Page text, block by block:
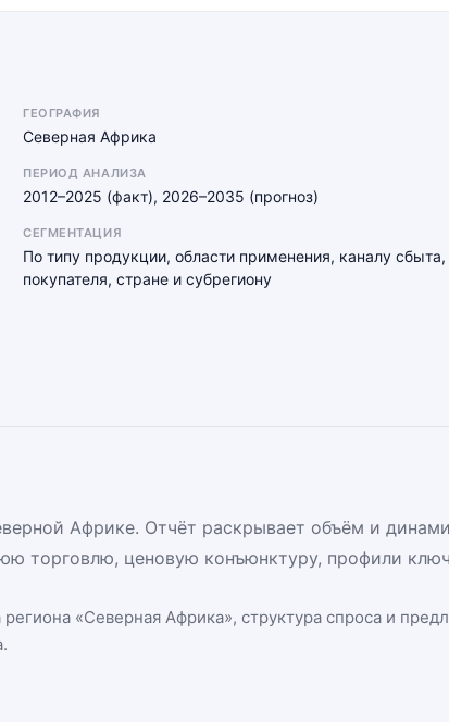
ГЕОГРАФИЯ
Северная Африка
ПЕРИОД АНАЛИЗА
2012–2025 (факт), 2026–2035 (прогноз)
СЕГМЕНТАЦИЯ
По типу продукции, области применения, каналу сбыта,
покупателя, стране и субрегиону
Африке. Отчёт раскрывает объём и
торговлю, ценовую конъюнктуру, профили
региона «Северная Африка», структура спроса и